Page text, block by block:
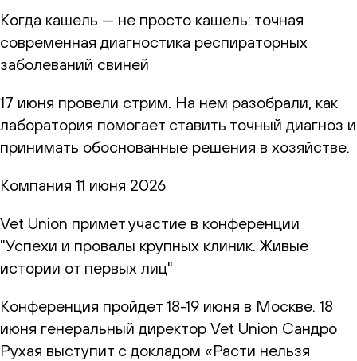
Когда кашель — не просто кашель: точная
современная диагностика респираторных
заболеваний свиней
17 июня провели стрим. На нем разобрали, как
лаборатория помогает ставить точный диагноз и
принимать обоснованные решения в хозяйстве.
Компания 11 июня 2026
Vet Union примет участие в конференции
"Успехи и провалы крупных клиник. Живые
истории от первых лиц"
Конференция пройдет 18-19 июня в Москве. 18
июня генеральный директор Vet Union Сандро
Рухая выступит с докладом «Расти нельзя